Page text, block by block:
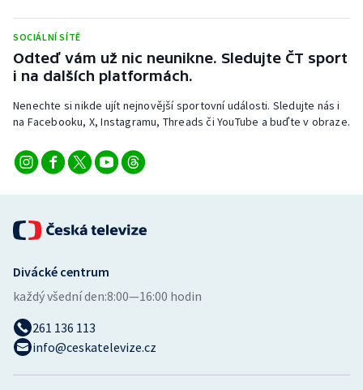
Ragby
Rychlobruslení
Rychlostní kanoistika
Short track
Stolní tenis
Triatlon
Veslování
Vodní slalom
SOCIÁLNÍ SÍTĚ
Odteď vám už nic neunikne. Sledujte ČT sport
i na dalších platformách.
Nenechte si nikde ujít nejnovější sportovní události. Sledujte nás i
na Facebooku, X, Instagramu, Threads či YouTube a buďte v obraze.
Divácké centrum
každý všední den:8:00—16:00 hodin
261 136 113
info@ceskatelevize.cz